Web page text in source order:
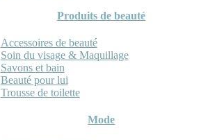
Produits de beauté
Accessoires de beauté
Soin du visage & Maquillage
Savons et bain
Beauté pour lui
Trousse de toilette
Mode